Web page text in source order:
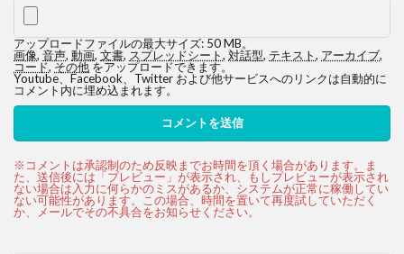
アップロードファイルの最大サイズ: 50 MB。
画像, 音声, 動画, 文書, スプレッドシート, 対話型, テキスト, アーカイブ,
コード,その他をアップロードできます。
Youtube、Facebook、Twitter および他サービスへのリンクは自動的に
コメント内に埋め込まれます。